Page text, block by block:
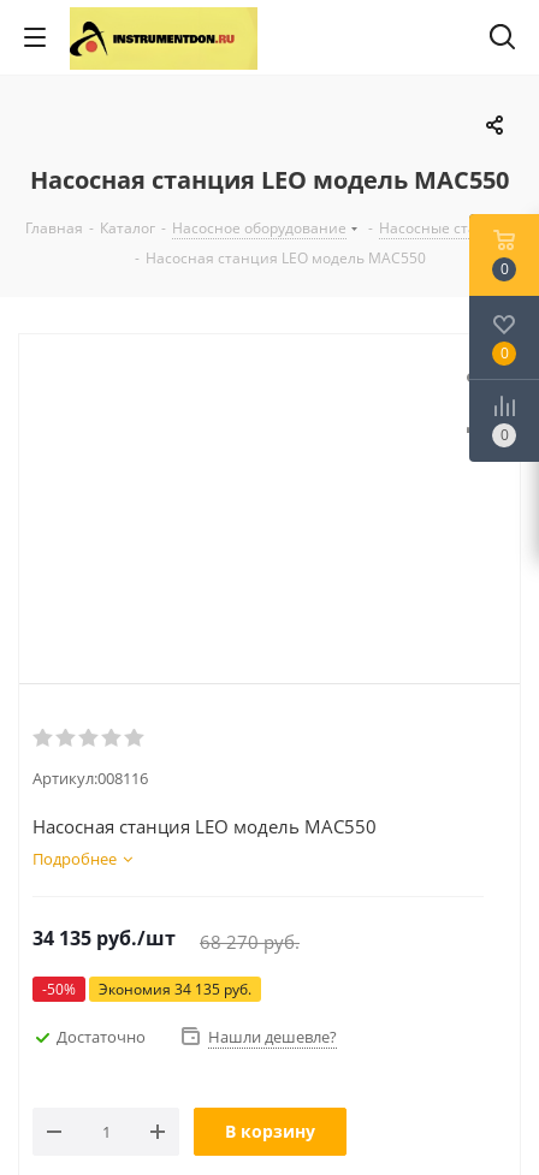
Насосная станция LEO модель MAC550
Главная - Каталог - Насосное оборудование - Насосные станции
- Насосная станция LEO модель MAC550
Артикул:008116
Насосная станция LEO модель MAC550
Подробнее
34 135 руб./шт 68 270руб.
-50% Экономия 34 135 руб.
Достаточно Нашли дешевле?
В корзину
0
0
0